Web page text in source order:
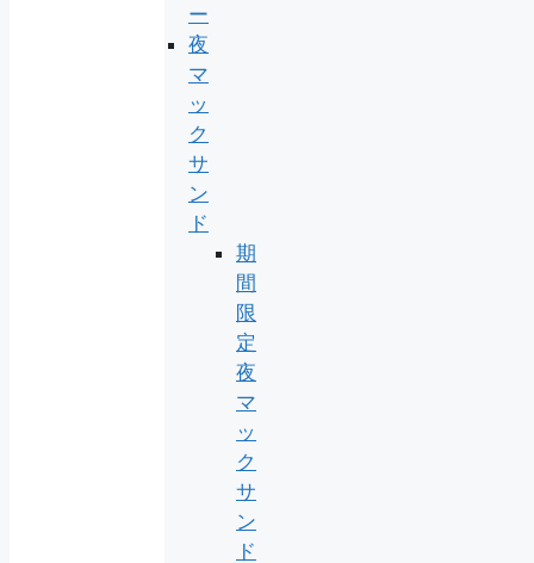
ー
夜
マ
ッ
ク
サ
ン
ド
期
間
限
定
夜
マ
ッ
ク
サ
ン
ド